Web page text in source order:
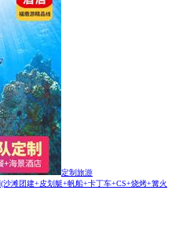
定制旅游
(沙滩团建+皮划艇+帆船+卡丁车+CS+烧烤+篝火